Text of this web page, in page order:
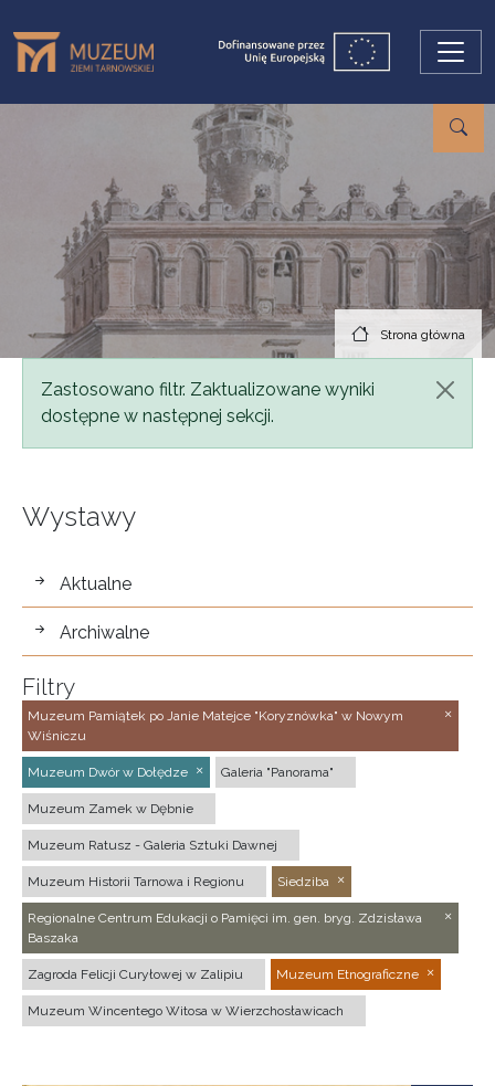
Strona główna
Komunikat
Zastosowano filtr. Zaktualizowane wyniki
dostępne w następnej sekcji.
Wystawy
wystawy
Aktualne
Archiwalne
Filtry
Muzeum Pamiątek po Janie Matejce "Koryznówka" w Nowym
Wiśniczu
Muzeum Dwór w Dołędze Galeria "Panorama"
Muzeum Zamek w Dębnie
Muzeum Ratusz - Galeria Sztuki Dawnej
Muzeum Historii Tarnowa i Regionu Siedziba
Regionalne Centrum Edukacji o Pamięci im. gen. bryg. Zdzisława
Baszaka
Zagroda Felicji Curyłowej w Zalipiu Muzeum Etnograficzne
Muzeum Wincentego Witosa w Wierzchosławicach